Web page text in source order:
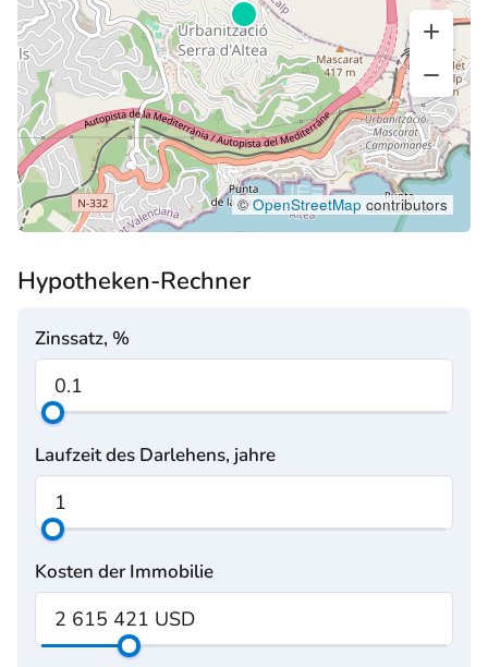
©OpenStreetMap contributors
Hypotheken-Rechner
Zinssatz, %
Laufzeit des Darlehens, jahre
Kosten der Immobilie